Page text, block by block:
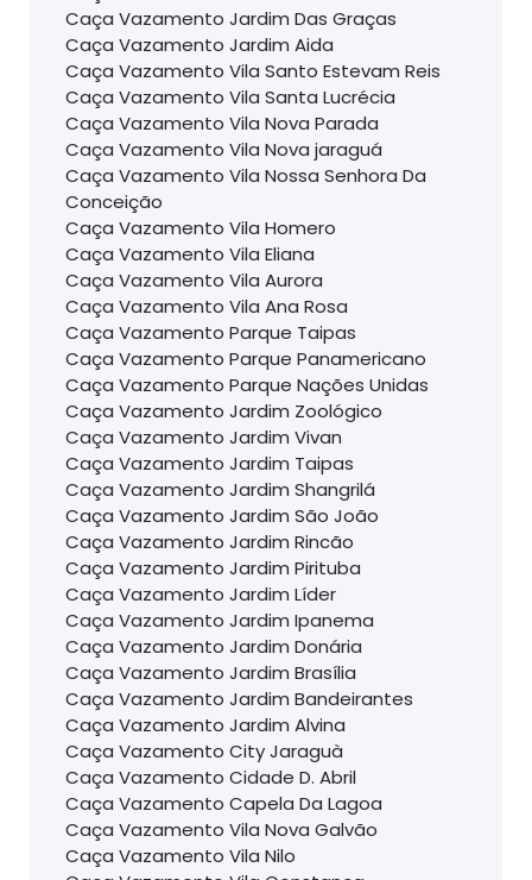
Caça Vazamento Jardim Das Graças
Caça Vazamento Jardim Aida
Caça Vazamento Vila Santo Estevam Reis
Caça Vazamento Vila Santa Lucrécia
Caça Vazamento Vila Nova Parada
Caça Vazamento Vila Nova jaraguá
Caça Vazamento Vila Nossa Senhora Da
Conceição
Caça Vazamento Vila Homero
Caça Vazamento Vila Eliana
Caça Vazamento Vila Aurora
Caça Vazamento Vila Ana Rosa
Caça Vazamento Parque Taipas
Caça Vazamento Parque Panamericano
Caça Vazamento Parque Nações Unidas
Caça Vazamento Jardim Zoológico
Caça Vazamento Jardim Vivan
Caça Vazamento Jardim Taipas
Caça Vazamento Jardim Shangrilá
Caça Vazamento Jardim São João
Caça Vazamento Jardim Rincão
Caça Vazamento Jardim Pirituba
Caça Vazamento Jardim Líder
Caça Vazamento Jardim Ipanema
Caça Vazamento Jardim Donária
Caça Vazamento Jardim Brasília
Caça Vazamento Jardim Bandeirantes
Caça Vazamento Jardim Alvina
Caça Vazamento City Jaraguà
Caça Vazamento Cidade D. Abril
Caça Vazamento Capela Da Lagoa
Caça Vazamento Vila Nova Galvão
Caça Vazamento Vila Nilo